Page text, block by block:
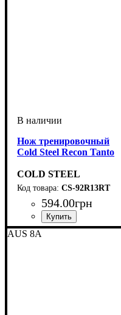
Нож тренировочный
Cold Steel Recon Tanto
COLD STEEL
CS-92R13RT
594.00грн
AUS 8A